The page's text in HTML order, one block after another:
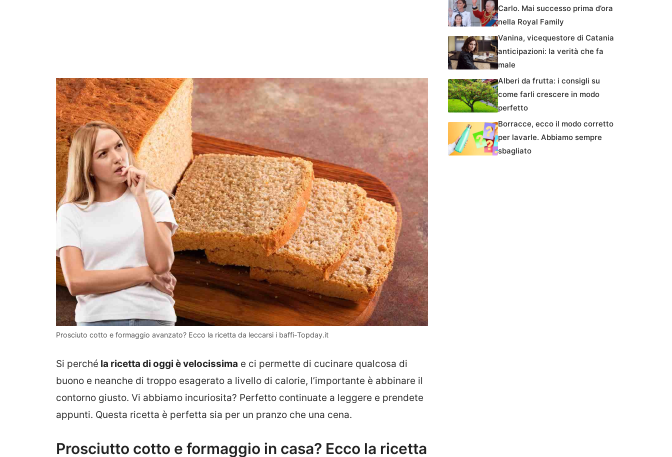
Prosciuto cotto e formaggio avanzato? Ecco la ricetta da leccarsi i baffi-Topday.it
Si perché la ricetta di oggi è velocissima e ci permette di cucinare qualcosa di
buono e neanche di troppo esagerato a livello di calorie, l’importante è abbinare il
contorno giusto. Vi abbiamo incuriosita? Perfetto continuate a leggere e prendete
appunti. Questa ricetta è perfetta sia per un pranzo che una cena.
Prosciutto cotto e formaggio in casa? Ecco la ricetta
Carlo. Mai successo prima d’ora
nella Royal Family
Vanina, vicequestore di Catania
anticipazioni: la verità che fa
male
Alberi da frutta: i consigli su
come farli crescere in modo
perfetto
Borracce, ecco il modo corretto
per lavarle. Abbiamo sempre
sbagliato